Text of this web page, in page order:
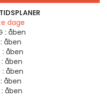
dage
: åben
åben
: åben
åben
åben
åben
åben